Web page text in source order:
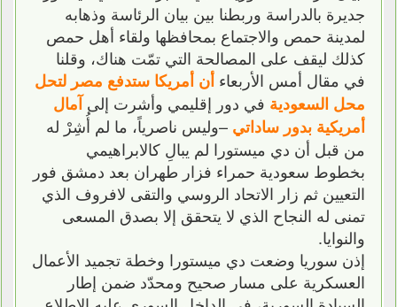
جديرة بالدراسة وربطنا بين بيان الرئاسة وذهابه
لمدينة حمص والاجتماع بمحافظها ولقاء أهل حمص
كذلك ليقف على المصالحة التي تمّت هناك، وقلنا
في مقال أمس الأربعاء أن أمريكا ستدفع مصر لتحل
محل السعودية في دور إقليمي وأشرت إلىآمال
أمريكية بدور ساداتي –وليس ناصرياً، ما لم أُشِرْ له
من قبل أن دي ميستورا لم يبالِ كالابراهيمي
بخطوط سعودية حمراء فزار طهران بعد دمشق فور
التعيين ثم زار الاتحاد الروسي والتقى لافروف الذي
تمنى له النجاح الذي لا يتحقق إلا بصدق المسعى
والنوايا.
إذن سوريا وضعت دي ميستورا وخطة تجميد الأعمال
العسكرية على مسار صحيح ومحدّد ضمن إطار